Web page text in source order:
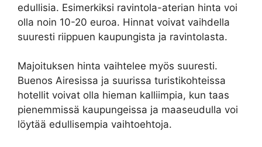
edullisia. Esimerkiksi ravintola-aterian hinta voi
olla noin 10-20 euroa. Hinnat voivat vaihdella
suuresti riippuen kaupungista ja ravintolasta.
Majoituksen hinta vaihtelee myös suuresti.
Buenos Airesissa ja suurissa turistikohteissa
hotellit voivat olla hieman kalliimpia, kun taas
pienemmissä kaupungeissa ja maaseudulla voi
löytää edullisempia vaihtoehtoja.